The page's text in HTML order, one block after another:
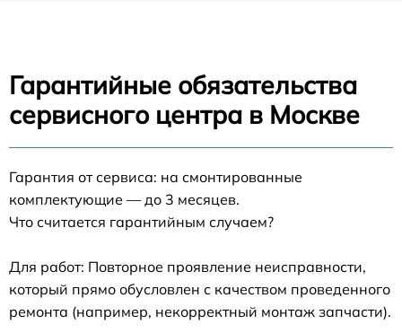
Гарантийные обязательства
сервисного центра в Москве
Гарантия от сервиса: на смонтированные
комплектующие — до 3 месяцев.
Что считается гарантийным случаем?
Для работ: Повторное проявление неисправности,
который прямо обусловлен с качеством проведенного
ремонта (например, некорректный монтаж запчасти).